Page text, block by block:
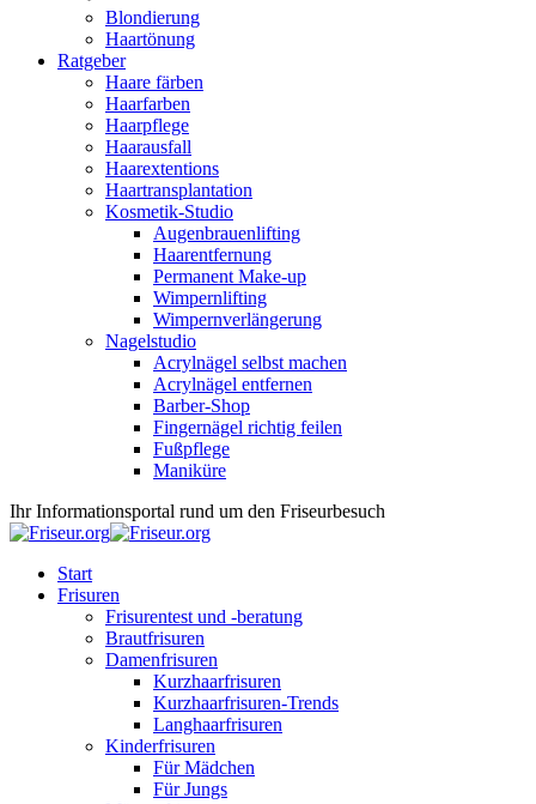
Blondierung
Haartönung
Ratgeber
Haare färben
Haarfarben
Haarpflege
Haarausfall
Haarextentions
Haartransplantation
Kosmetik-Studio
Augenbrauenlifting
Haarentfernung
Permanent Make-up
Wimpernlifting
Wimpernverlängerung
Nagelstudio
Acrylnägel selbst machen
Acrylnägel entfernen
Barber-Shop
Fingernägel richtig feilen
Fußpflege
Maniküre
Ihr Informationsportal rund um den Friseurbesuch
Start
Frisuren
Frisurentest und -beratung
Brautfrisuren
Damenfrisuren
Kurzhaarfrisuren
Kurzhaarfrisuren-Trends
Langhaarfrisuren
Kinderfrisuren
Für Mädchen
Für Jungs